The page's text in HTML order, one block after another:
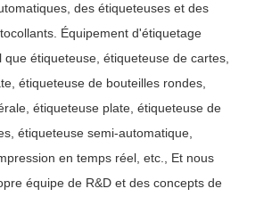
des étiqueteuses et des
Équipement d'étiquetage
que étiqueteuse, étiqueteuse de cartes,
étiqueteuse de bouteilles rondes,
étiqueteuse plate, étiqueteuse de
étiqueteuse semi-automatique,
en temps réel, etc., Et nous
équipe de R&D et des concepts de